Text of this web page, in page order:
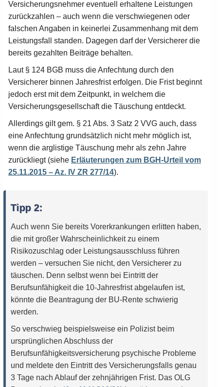
Versicherungsnehmer eventuell erhaltene Leistungen
zurückzahlen – auch wenn die verschwiegenen oder
falschen Angaben in keinerlei Zusammenhang mit dem
Leistungsfall standen. Dagegen darf der Versicherer die
bereits gezahlten Beiträge behalten.
Laut § 124 BGB muss die Anfechtung durch den
Versicherer binnen Jahresfrist erfolgen. Die Frist beginnt
jedoch erst mit dem Zeitpunkt, in welchem die
Versicherungsgesellschaft die Täuschung entdeckt.
Allerdings gilt gem. § 21 Abs. 3 Satz 2 VVG auch, dass
eine Anfechtung grundsätzlich nicht mehr möglich ist,
wenn die arglistige Täuschung mehr als zehn Jahre
zurückliegt (siehe Erläuterungen zum BGH-Urteil vom
25.11.2015 – Az. IV ZR 277/14).
Tipp 2:
Auch wenn Sie bereits Vorerkrankungen erlitten haben,
die mit großer Wahrscheinlichkeit zu einem
Risikozuschlag oder Leistungsausschluss führen
werden – versuchen Sie nicht, den Versicherer zu
täuschen. Denn selbst wenn bei Eintritt der
Berufsunfähigkeit die 10-Jahresfrist abgelaufen ist,
könnte die Beantragung der BU-Rente schwierig
werden.
So verschwieg beispielsweise ein Polizist beim
ursprünglichen Abschluss der
Berufsunfähigkeitsversicherung psychische Probleme
und meldete den Eintritt des Versicherungsfalls genau
3 Tage nach Ablauf der zehnjährigen Frist. Das OLG